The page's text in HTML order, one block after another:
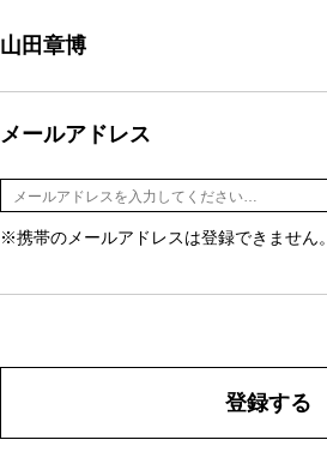
山田章博
メールアドレス
※携帯のメールアドレスは登録できません。
登録する